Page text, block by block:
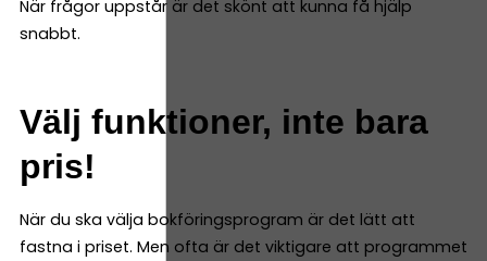
När frågor uppstår är det skönt att kunna få hjälp
snabbt.
Välj funktioner, inte bara
pris!
När du ska välja bokföringsprogram är det lätt att
fastna i priset. Men ofta är det viktigare att programmet